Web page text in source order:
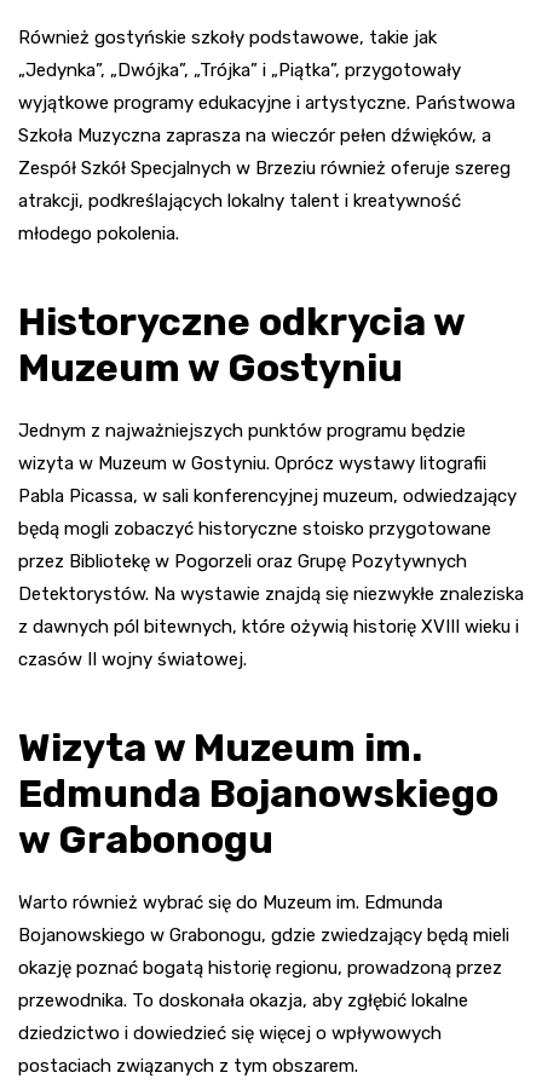
Również gostyńskie szkoły podstawowe, takie jak
„Jedynka”, „Dwójka”, „Trójka” i „Piątka”, przygotowały
wyjątkowe programy edukacyjne i artystyczne. Państwowa
Szkoła Muzyczna zaprasza na wieczór pełen dźwięków, a
Zespół Szkół Specjalnych w Brzeziu również oferuje szereg
atrakcji, podkreślających lokalny talent i kreatywność
młodego pokolenia.
Historyczne odkrycia w
Muzeum w Gostyniu
Jednym z najważniejszych punktów programu będzie
wizyta w Muzeum w Gostyniu. Oprócz wystawy litografii
Pabla Picassa, w sali konferencyjnej muzeum, odwiedzający
będą mogli zobaczyć historyczne stoisko przygotowane
przez Bibliotekę w Pogorzeli oraz Grupę Pozytywnych
Detektorystów. Na wystawie znajdą się niezwykłe znaleziska
z dawnych pól bitewnych, które ożywią historię XVIII wieku i
czasów II wojny światowej.
Wizyta w Muzeum im.
Edmunda Bojanowskiego
w Grabonogu
Warto również wybrać się do Muzeum im. Edmunda
Bojanowskiego w Grabonogu, gdzie zwiedzający będą mieli
okazję poznać bogatą historię regionu, prowadzoną przez
przewodnika. To doskonała okazja, aby zgłębić lokalne
dziedzictwo i dowiedzieć się więcej o wpływowych
postaciach związanych z tym obszarem.